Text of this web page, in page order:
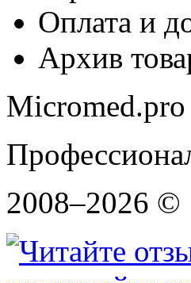
Оплата и
Архив
Micromed.pro
2008–2026 ©